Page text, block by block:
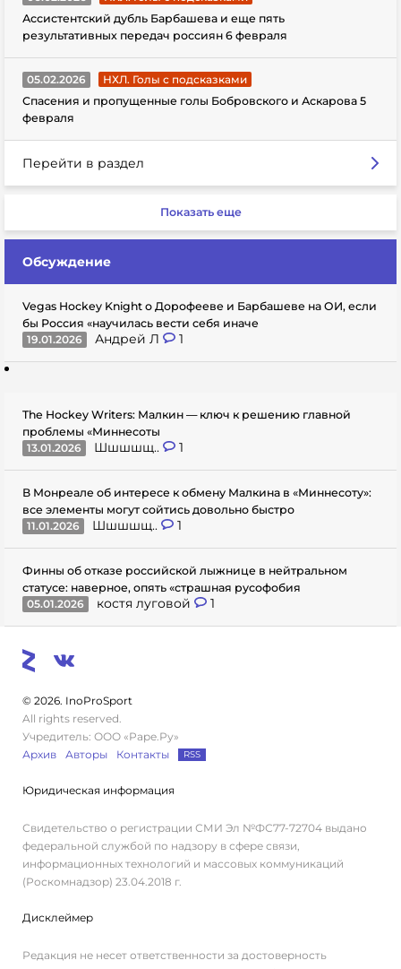
Ассистентский дубль Барбашева и еще пять
результативных передач россиян 6 февраля
05.02.2026
НХЛ. Голы с подсказками
Спасения и пропущенные голы Бобровского и Аскарова 5
февраля
Перейти в раздел
Показать еще
Обсуждение
Vegas Hockey Knight о Дорофееве и Барбашеве на ОИ, если
бы Россия «научилась вести себя иначе
19.01.2026
Андрей Л 1
The Hockey Writers: Малкин — ключ к решению главной
проблемы «Миннесоты
13.01.2026
Шшшшщ.. 1
В Монреале об интересе к обмену Малкина в «Миннесоту»:
все элементы могут сойтись довольно быстро
11.01.2026
Шшшшщ.. 1
Финны об отказе российской лыжнице в нейтральном
статусе: наверное, опять «страшная русофобия
05.01.2026
костя луговой 1
© 2026. InoProSport
All rights reserved.
Учредитель: ООО «Раре.Ру»
Архив
Авторы Контакты RSS
Юридическая информация
Свидетельство о регистрации СМИ Эл №ФС77-72704 выдано
федеральной службой по надзору в сфере связи,
информационных технологий и массовых коммуникаций
(Роскомнадзор) 23.04.2018 г.
Дисклеймер
Редакция не несет ответственности за достоверность